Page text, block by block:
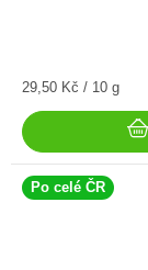
Měrná
29,50 Kč / 10 g
Po celé ČR